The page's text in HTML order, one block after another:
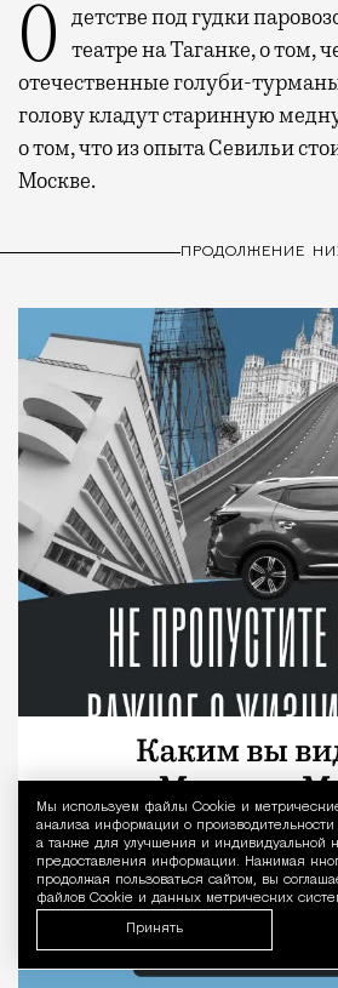
Мы используем файлы Сookie и
анализа информации о производительности
а также для улучшения и индивидуальной
предоставления информации. Нажимая
продолжая пользоваться сайтом, вы
файлов Cookie и данных метрических
Принять
О детстве под гудки паровозов, о своем тезке в театре на Таганке, о том,
отечественные голуби-
голову кладут старинную
о том, что из опыта Севильи
Москве.
ПРОДОЛЖЕНИЕ